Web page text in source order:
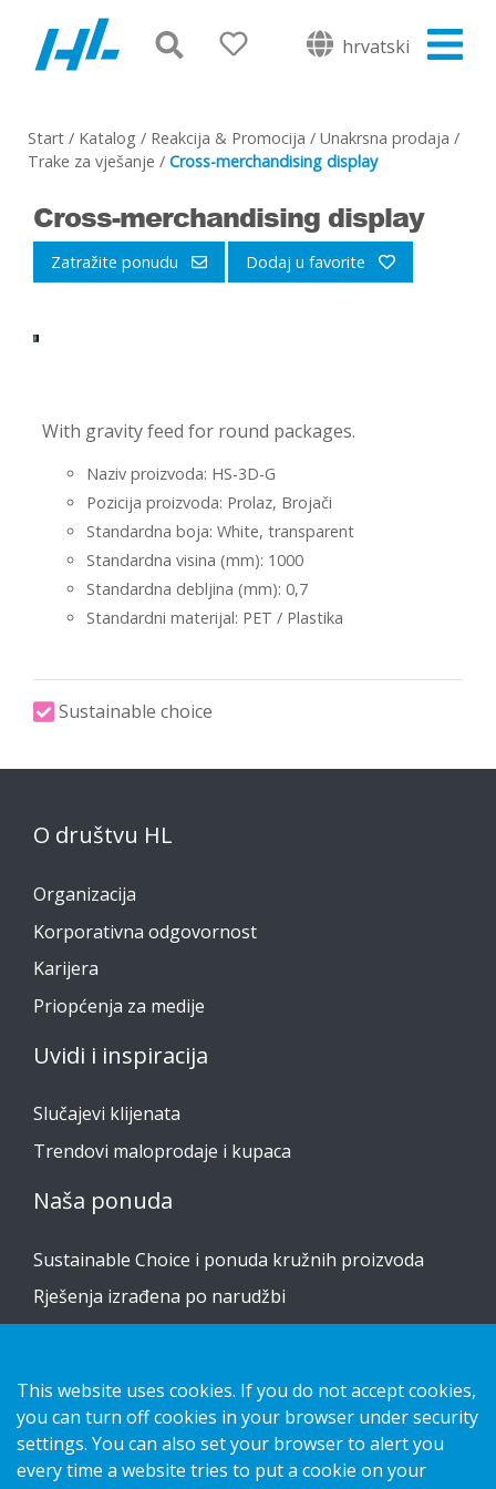
hrvatski
Start / Katalog / Reakcija & Promocija / Unakrsna prodaja /
Trake za vješanje / Cross-merchandising display
Cross-merchandising display
Zatražite ponudu Dodaj u favorite
With gravity feed for round packages.
Naziv proizvoda: HS-3D-G
Pozicija proizvoda: Prolaz, Brojači
Standardna boja: White, transparent
Standardna visina (mm): 1000
Standardna debljina (mm): 0,7
Standardni materijal: PET / Plastika
Sustainable choice
O društvu HL
Organizacija
Korporativna odgovornost
Karijera
Priopćenja za medije
Uvidi i inspiracija
Slučajevi klijenata
Trendovi maloprodaje i kupaca
Naša ponuda
Sustainable Choice i ponuda kružnih proizvoda
Rješenja izrađena po narudžbi
Obratite nam se
obavijest o privatnosti
This website uses cookies. If you do not accept cookies,
you can turn off cookies in your browser under security
settings. You can also set your browser to alert you
every time a website tries to put a cookie on your